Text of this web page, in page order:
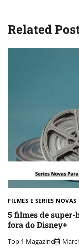
Related
FILMES E SERIES NOVAS​
5 filmes de
fora do Disney+
Top 1 Magazine